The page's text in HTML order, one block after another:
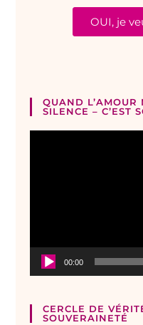
OUI, je
QUAND L’AMOUR
SILENCE – C’EST
00:00
CERCLE DE
SOUVERAINETÉ